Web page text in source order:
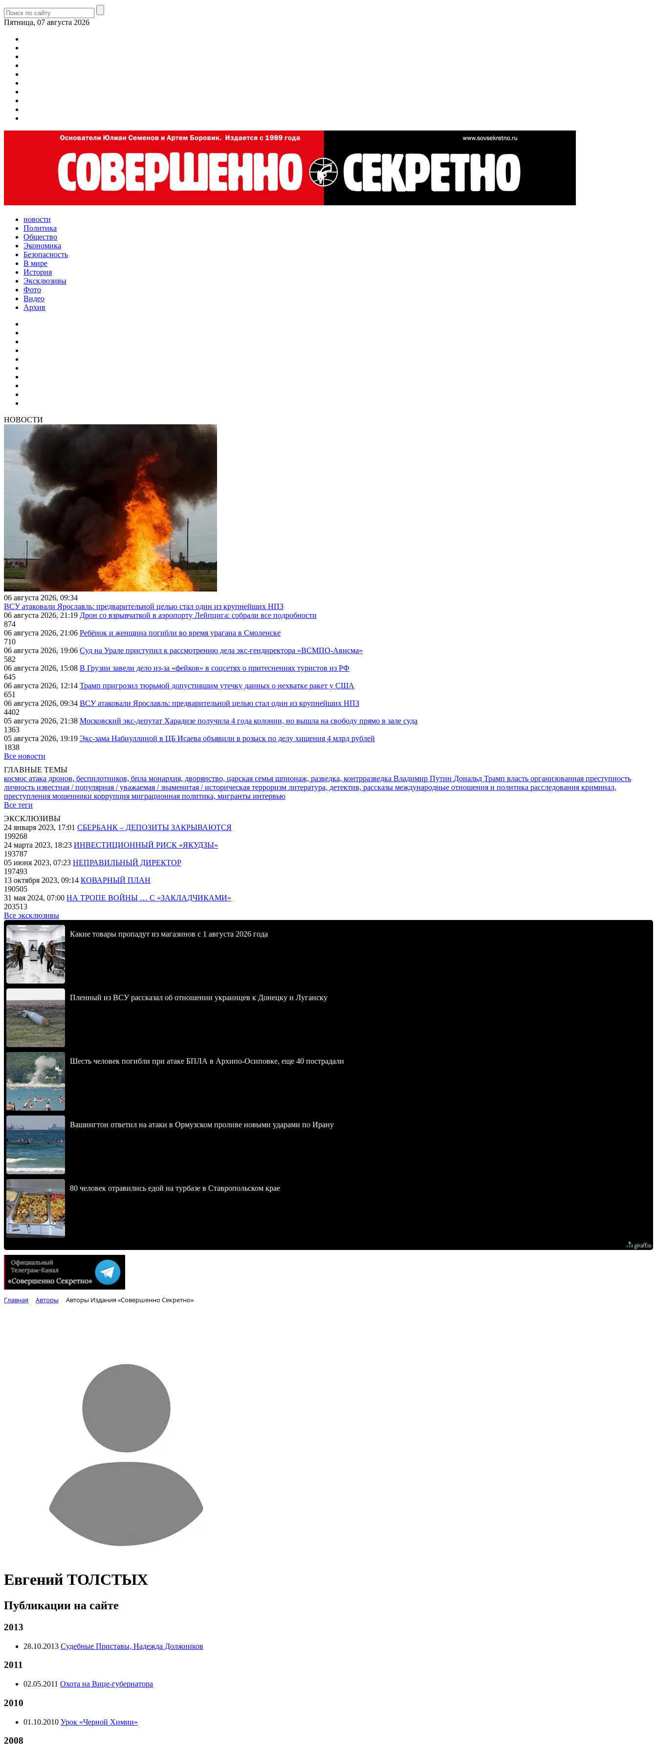
Пятница, 07 августа 2026
новости
Политика
Общество
Экономика
Безопасность
В мире
История
Эксклюзивы
Фото
Видео
Архив
НОВОСТИ
06 августа 2026, 09:34
ВСУ атаковали Ярославль: предварительной целью стал один из крупнейших НПЗ
06 августа 2026, 21:19 Дрон со взрывчаткой в аэропорту Лейпцига: собрали все подробности
874
06 августа 2026, 21:06 Ребёнок и женщина погибли во время урагана в Смоленске
710
06 августа 2026, 19:06 Суд на Урале приступил к рассмотрению дела экс-гендиректора «ВСМПО-Ависма»
582
06 августа 2026, 15:08 В Грузии завели дело из-за «фейков» в соцсетях о притеснениях туристов из РФ
645
06 августа 2026, 12:14 Трамп пригрозил тюрьмой допустившим утечку данных о нехватке ракет у США
651
06 августа 2026, 09:34 ВСУ атаковали Ярославль: предварительной целью стал один из крупнейших НПЗ
4402
05 августа 2026, 21:38 Московский экс-депутат Харадизе получила 4 года колонии, но вышла на свободу прямо в зале суда
1363
05 августа 2026, 19:19 Экс-зама Набиуллиной в ЦБ Исаева объявили в розыск по делу хищения 4 млрд рублей
1838
Все новости
ГЛАВНЫЕ ТЕМЫ
космос атака дронов, беспилотников, бпла монархия, дворянство, царская семья шпионаж, разведка, контрразведка Владимир Путин Дональд Трамп власть организованная преступность
личность известная / популярная / уважаемая / знаменитая / историческая терроризм литература, детектив, рассказы международные отношения и политика расследования криминал,
преступления мошенники коррупция миграционная политика, мигранты интервью
Все теги
ЭКСКЛЮЗИВЫ
24 января 2023, 17:01 СБЕРБАНК – ДЕПОЗИТЫ ЗАКРЫВАЮТСЯ
199268
24 марта 2023, 18:23 ИНВЕСТИЦИОННЫЙ РИСК «ЯКУДЗЫ»
193787
05 июня 2023, 07:23 НЕПРАВИЛЬНЫЙ ДИРЕКТОР
197493
13 октября 2023, 09:14 КОВАРНЫЙ ПЛАН
190505
31 мая 2024, 07:00 НА ТРОПЕ ВОЙНЫ … С «ЗАКЛАДЧИКАМИ»
203513
Все эксклюзивы
Какие товары пропадут из магазинов с 1 августа 2026 года
Пленный из ВСУ рассказал об отношении украинцев к Донецку и Луганску
Шесть человек погибли при атаке БПЛА в Архипо-Осиповке, еще 40 пострадали
Вашингтон ответил на атаки в Ормузском проливе новыми ударами по Ирану
80 человек отравились едой на турбазе в Ставропольском крае
Главная Авторы Авторы Издания «Совершенно Секретно»
Евгений ТОЛСТЫХ
Публикации на сайте
2013
28.10.2013 Судебные Приставы, Надежда Должников
2011
02.05.2011 Охота на Вице-губернатора
2010
01.10.2010 Урок «Черной Химии»
2008